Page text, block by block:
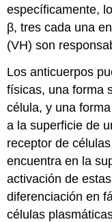
específicamente,
β, tres cada una
(VH) son
Los anticuerpos
físicas, una forma
célula, y una
a la superficie de
receptor de
encuentra en la
activación de
diferenciación en
células